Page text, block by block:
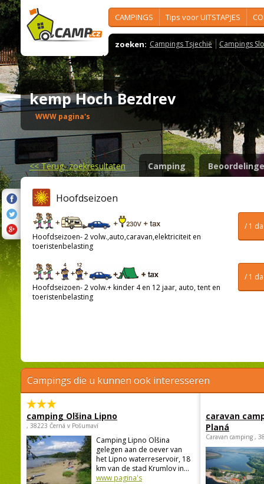
CAMPINGS Tips voor UITSTAPJES
zoeken: Campings Tsjechië Campings
kemp Hoch Bezdrev
WWW pagina's
<<Terug- zoekresultaten Camping
Hoofdseizoen
/ 1
Hoofdseizoen- 2 volw.,auto,caravan,elektriciteit en
toeristenbelasting
/ 1
Hoofdseizoen- 2 volw.+ kinder 4 en 12 jaar, auto, tent en
toeristenbelasting
Campings die u kunnen ook interesseren
camping Olšina Lipno
, 38223 Černá v Pošumaví
Camping Lipno Olšina
gelegen aan de oever van
het Lipno waterreservoir, 18
km van de stad Krumlov in...
www pagina's
caravan
Planá
Caravan camping ,